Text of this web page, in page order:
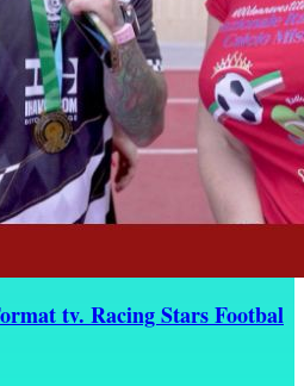
tv. Racing Stars Footbal